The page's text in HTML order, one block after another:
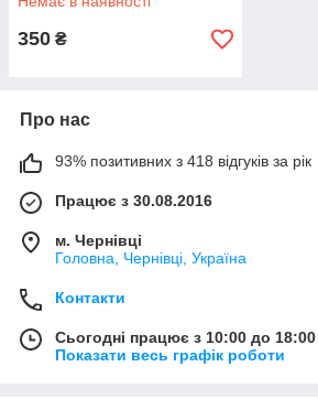
350 ₴
Про нас
93% позитивних з 418 відгуків за рік
Працює з 30.08.2016
м. Чернівці
Головна, Чернівці, Україна
Контакти
Сьогодні працює з 10:00 до 18:00
Показати весь графік роботи